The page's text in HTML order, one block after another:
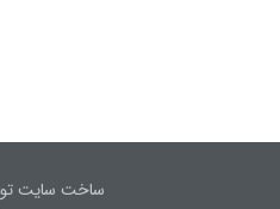
ساخت سایت